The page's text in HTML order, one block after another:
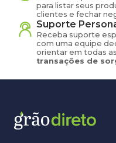
para listar seus
clientes e fechar
Suporte
Receba suporte
com uma equipe
orientar em todas
transações de